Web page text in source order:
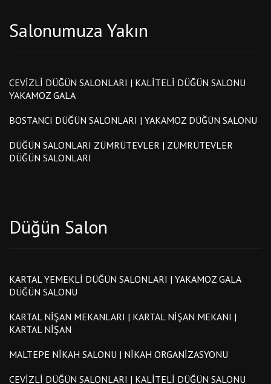
Salonumuza Yakın
CEVIZLI DÜĞÜN SALONLARI | KALITELI DÜĞÜN SALONU
YAKAMOZ GALA
BOSTANCI DÜĞÜN SALONLARI | YAKAMOZ DÜĞÜN SALONU
DÜĞÜN SALONLARI ZÜMRÜTEVLER | ZÜMRÜTEVLER
DÜĞÜN SALONLARI
Düğün Salon
KARTAL YEMEKLI DÜĞÜN SALONLARI | YAKAMOZ GALA
DÜĞÜN SALONU
KARTAL NIŞAN MEKANLARI | KARTAL NIŞAN MEKANI |
KARTAL NIŞAN
MALTEPE NIKAH SALONU | NIKAH ORGANIZASYONU
CEVIZLI DÜĞÜN SALONLARI | KALITELI DÜĞÜN SALONU